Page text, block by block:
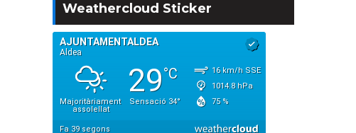
Weathercloud Sticker